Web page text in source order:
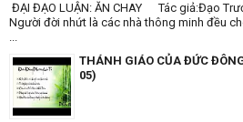
ĐẠI ĐẠO LUẬN: ĂN CHAY Tác giả:Đạo
Người đời nhứt là các nhà thông minh đều
...
THÁNH GIÁO CỦA ĐỨC
05)